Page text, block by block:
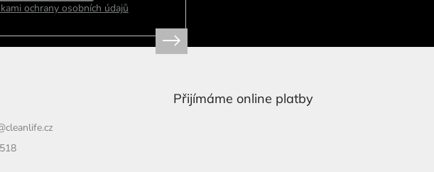
ochrany osobních údajů
cleanlife.cz
Přijímáme online platby